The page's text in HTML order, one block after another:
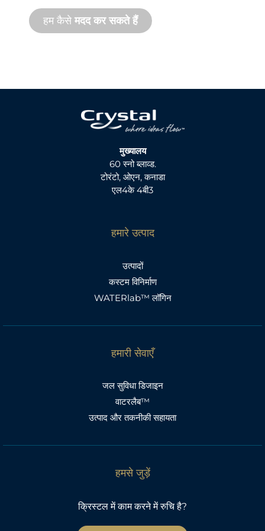
हम कैसेमदद कर सकते हैं
मुख्यालय
60 स्नो ब्लाव्ड.
टोरंटो, ओएन, कनाडा
एल4के 4बी3
हमारे उत्पाद
उत्पादों
कस्टम विनिर्माण
WATERlab™ लॉगिन
हमारी सेवाएँ
जल सुविधा डिजाइन
वाटरलैब™
उत्पाद और तकनीकी सहायता
हमसे जुड़ें
क्रिस्टल में काम करने में रुचि है?